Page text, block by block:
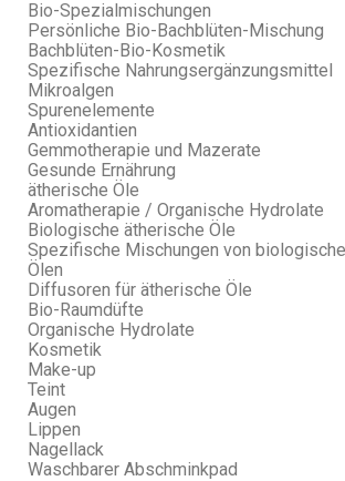
Bio-Spezialmischungen
Persönliche Bio-Bachblüten-Mischung
Bachblüten-Bio-Kosmetik
Spezifische Nahrungsergänzungsmittel
Mikroalgen
Spurenelemente
Antioxidantien
Gemmotherapie und Mazerate
Gesunde Ernährung
ätherische Öle
Aromatherapie / Organische Hydrolate
Biologische ätherische Öle
Spezifische Mischungen von
Ölen
Diffusoren für ätherische Öle
Bio-Raumdüfte
Organische Hydrolate
Kosmetik
Make-up
Teint
Augen
Lippen
Nagellack
Waschbarer Abschminkpad